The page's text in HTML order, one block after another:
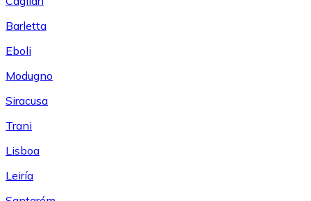
Barletta
Eboli
Modugno
Siracusa
Trani
Lisboa
Leiría